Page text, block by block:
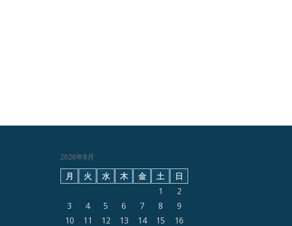
2026年8月
月 火 水 木 金 土
日
1
2
3
4 5 6 7 8
9
10
11 12 13 14 15 16